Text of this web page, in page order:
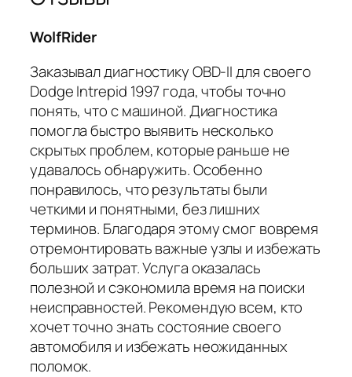
WolfRider
Заказывал диагностику OBD-II для своего
Dodge Intrepid 1997 года, чтобы точно
понять, что с машиной. Диагностика
помогла быстро выявить несколько
скрытых проблем, которые раньше не
удавалось обнаружить. Особенно
понравилось, что результаты были
четкими и понятными, без лишних
терминов. Благодаря этому смог вовремя
отремонтировать важные узлы и избежать
больших затрат. Услуга оказалась
полезной и сэкономила время на поиски
неисправностей. Рекомендую всем, кто
хочет точно знать состояние своего
автомобиля и избежать неожиданных
поломок.